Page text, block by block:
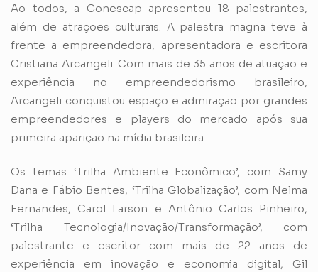
Ao todos, a Conescap apresentou 18 palestrantes,
além de atrações culturais. A palestra magna teve à
frente a empreendedora, apresentadora e escritora
Cristiana Arcangeli. Com mais de 35 anos de atuação e
experiência no empreendedorismo brasileiro,
Arcangeli conquistou espaço e admiração por grandes
empreendedores e players do mercado após sua
primeira aparição na mídia brasileira.
Os temas ‘Trilha Ambiente Econômico’, com Samy
Dana e Fábio Bentes, ‘Trilha Globalização’, com Nelma
Fernandes, Carol Larson e Antônio Carlos Pinheiro,
‘Trilha Tecnologia/Inovação/Transformação’, com
palestrante e escritor com mais de 22 anos de
experiência em inovação e economia digital, Gil